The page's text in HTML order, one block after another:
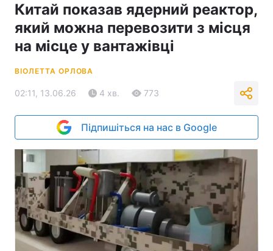
Китай показав ядерний реактор,
який можна перевозити з місця
на місце у вантажівці
ВІОЛЕТТА ОРЛОВА
02:11, 13.06.26 4 хв. 773
Підпишіться на нас в Google